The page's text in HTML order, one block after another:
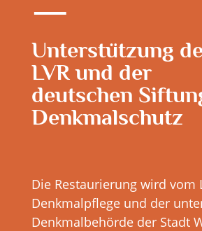
Unterstützung
LVR und der
deutschen
Denkmalschutz
Die Restaurierung wird vom
Denkmalpflege und der
Denkmalbehörde der Stadt